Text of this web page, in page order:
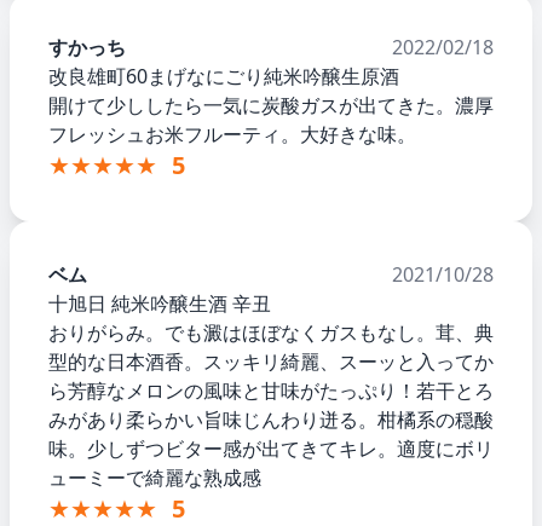
すかっち
2022/02/18
改良雄町60まげなにごり純米吟醸生原酒
開けて少ししたら一気に炭酸ガスが出てきた。濃厚
フレッシュお米フルーティ。大好きな味。
★★★★★ 5
ベム
2021/10/28
十旭日 純米吟醸生酒 辛丑
おりがらみ。でも澱はほぼなくガスもなし。茸、典
型的な日本酒香。スッキリ綺麗、スーッと入ってか
ら芳醇なメロンの風味と甘味がたっぷり！若干とろ
みがあり柔らかい旨味じんわり迸る。柑橘系の穏酸
味。少しずつビター感が出てきてキレ。適度にボリ
ューミーで綺麗な熟成感
★★★★★ 5